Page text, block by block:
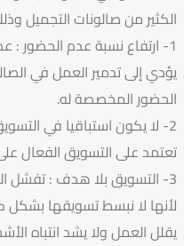
الكثير من صالونات التجميل
1- ارتفاع نسبة عدم الحضور
يؤدي إلى تدمير العمل في
الحضور المخصصة له.
2- لا يكون استباقيا في
تعتمد على التسويق الفعال
3- التسويق بلا هدف : تفشل
لأنها لا نبسط تسويقها بشكل
يقلل العمل ولا يشد انتباه